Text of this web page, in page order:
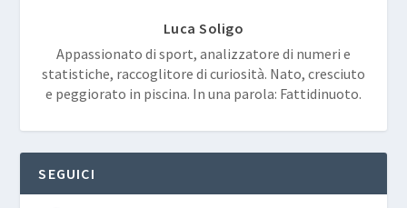
Luca Soligo
Appassionato di sport, analizzatore di numeri e
statistiche, raccoglitore di curiosità. Nato, cresciuto
e peggiorato in piscina. In una parola: Fattidinuoto.
SEGUICI